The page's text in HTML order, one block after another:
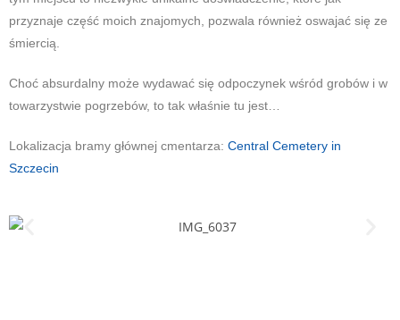
przyznaje część moich znajomych, pozwala również oswajać się ze
śmiercią.
Choć absurdalny może wydawać się odpoczynek wśród grobów i w
towarzystwie pogrzebów, to tak właśnie tu jest…
Lokalizacja bramy głównej cmentarza: Central Cemetery in
Szczecin